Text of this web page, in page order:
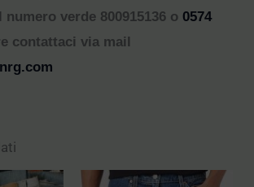
verde 800915136 o 0574
contattaci via mail